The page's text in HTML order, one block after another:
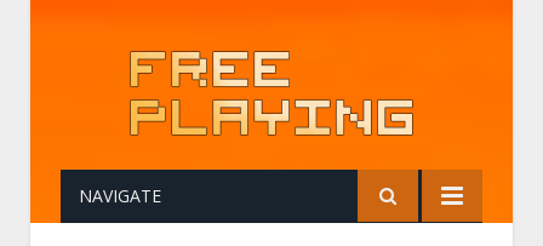
NAVIGATE